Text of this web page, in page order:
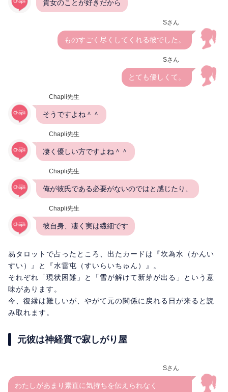
貴女のことが好きだから
Sさん
ものすごく尽くしてくれる彼でした。
Sさん
とても優しくて。
Chapli先生
そうですよね＾＾
Chapli先生
凄く優しい方ですよね＾＾
Chapli先生
俺が彼氏である必要がないのではと感じたり、
Chapli先生
彼自身、凄く実は繊細です
易タロットで占ったところ、出たカードは『坎為水（かんい
すい）』と『水雷屯（すいらいちゅん）』。
それぞれ「現状困難」と「雪が解けて新芽が出る」という意
味があります。
今、復縁は難しいが、やがて元の関係に戻れる日が来ると読
み取れます。
元彼は神経質で寂しがり屋
Sさん
わたしがあまり素直に気持ちを伝えられなく